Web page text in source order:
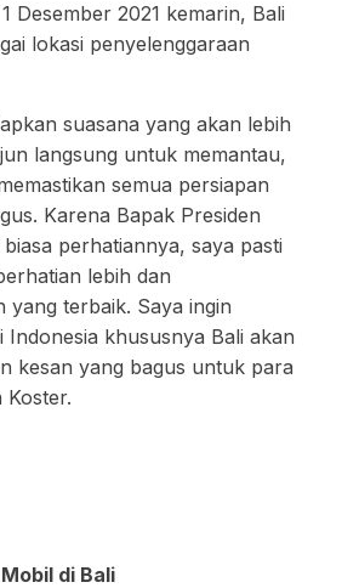
Desember 2021 kemarin, Bali
lokasi penyelenggaraan
suasana yang akan lebih
langsung untuk memantau,
semua persiapan
Karena Bapak Presiden
perhatiannya, saya pasti
lebih dan
yang terbaik. Saya ingin
Indonesia khususnya Bali akan
kesan yang bagus untuk para
Koster.
di Bali